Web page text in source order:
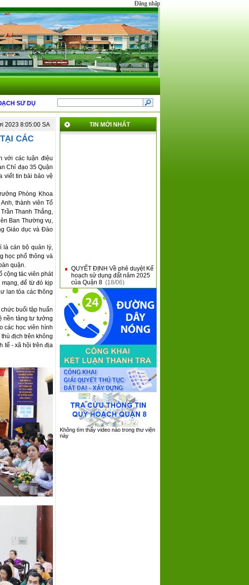
Đăng nhập
ĐẤT NĂM 2025 CỦA QUẬN 8 GIỚI THIỆU NỘI DUNG MỚI TẠI THÔNG TƯ 31
2023 8:05:00 SA
CÁC
với các luận điệu
Chỉ đạo 35 Quận
viết tin bài bảo vệ
Phòng Khoa
thành viên Tổ
Thanh Thắng,
Ban Thường vụ,
Giáo dục và Đào
là cán bộ quản lý,
học phổ thông và
quận.
cộng tác viên phát
mạng, để từ đó kịp
lan tỏa các thông
buổi tập huấn
nền tảng tư tưởng
các học viên hình
địch trên không
tế - xã hội trên địa
TIN MỚI NHẤT
hoạch sử dụng đất năm 2025
của Quận 8(18/06)
Giới thiệu nội dung mới tại
Thông tư 31 và Thông tư 32
của Bộ Tài Chính
(10/06)
■QUẬN 8 KHAI MẠC HỘI THAO
QUỐC PHÒNG NĂM 2025
(09/06)
■
QUẬN 8: SƠ KẾT 05 NĂM
THỰC HIỆN CHƯƠNG TRÌNH
TỔNG THỂ CẢI CÁCH HÀNH
CHÍNH NHÀ NƯỚC GIAI
ĐOẠN 2021 - 2030(08/06)
■QUẬN 8 TIẾP XÚC, ĐỐI
THOẠI VỚI DOANH NGHIỆP
TRÊN ĐỊA BÀN NĂM 2025
(05/06)
Không tìm thấy video nào trong thư viện
này